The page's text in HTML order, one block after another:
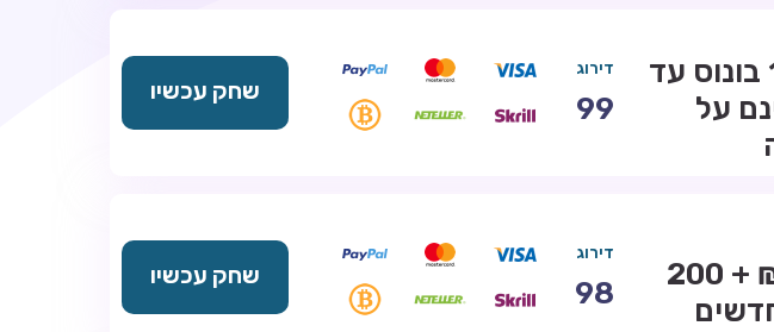
בונוס קבלת פנים: עד 125% בונוס עד
חינם על
דירוג
99
שחק עכשיו
בונוס מתגלגל עד 2,000 ₪ + 200
דירוג
98
שחק עכשיו